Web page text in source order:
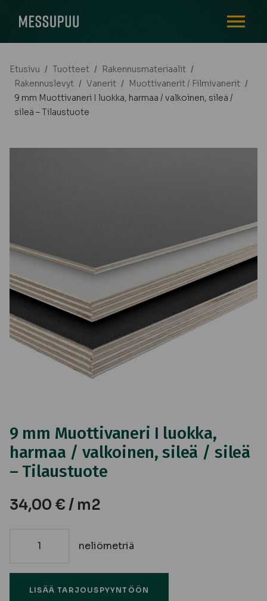
Etusivu / Tuotteet / Rakennusmateriaalit /
Rakennuslevyt / Vanerit / Muottivanerit / Filmivanerit /
9 mm Muottivaneri I luokka, harmaa / valkoinen, sileä /
sileä – Tilaustuote
9 mm Muottivaneri I luokka,
harmaa / valkoinen, sileä / sileä
– Tilaustuote
34,00 € / m2
neliömetriä
LISÄÄ TARJOUSPYYNTÖÖN